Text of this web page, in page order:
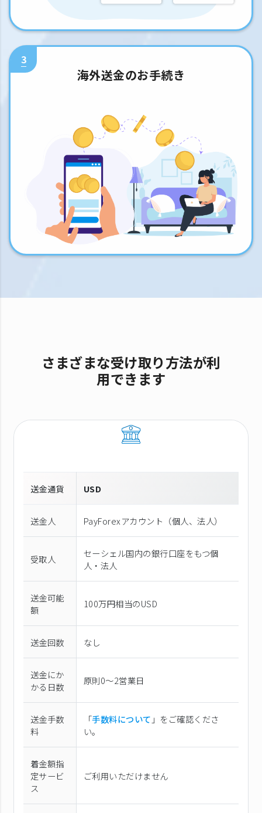
3
海外送金のお手続き
さまざまな受け取り方法が利
用できます
送金通貨 USD
送金人 PayForexアカウント（個⼈、法⼈）
受取人
セーシェル国内の銀行口座をもつ個
人・法人
送金可能
額
100万円相当のUSD
送金回数 なし
送金にか
かる日数
原則0〜2営業日
送金手数
料
「手数料について 」をご確認くださ
い。
着金額指
定サービ
ス
ご利用いただけません